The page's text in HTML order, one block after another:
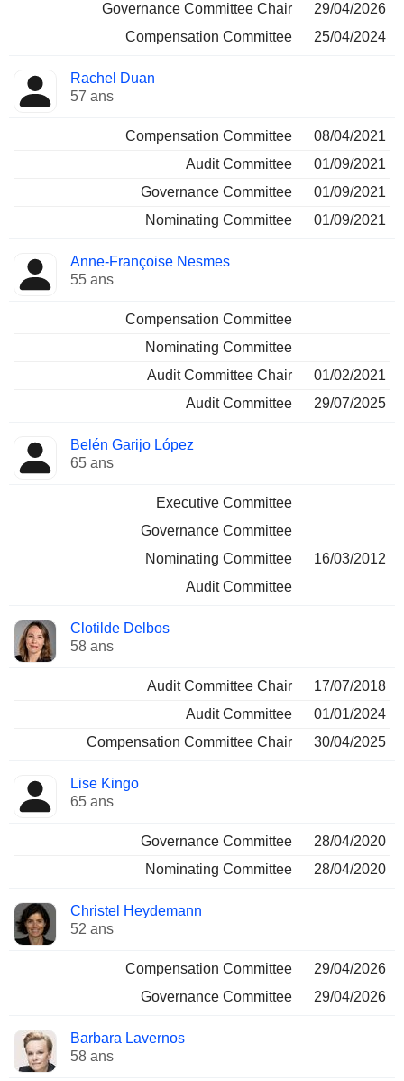
Governance Committee Chair
29/04/2026
Compensation Committee
25/04/2024
Rachel Duan
57 ans
Compensation Committee
08/04/2021
Audit Committee
01/09/2021
Governance Committee
01/09/2021
Nominating Committee
01/09/2021
Anne-Françoise Nesmes
55 ans
Compensation Committee
Nominating Committee
Audit Committee Chair
01/02/2021
Audit Committee
29/07/2025
Belén Garijo López
65 ans
Executive Committee
Governance Committee
Nominating Committee
16/03/2012
Audit Committee
Clotilde Delbos
58 ans
Audit Committee Chair
17/07/2018
Audit Committee
01/01/2024
Compensation Committee Chair
30/04/2025
Lise Kingo
65 ans
Governance Committee
28/04/2020
Nominating Committee
28/04/2020
Christel Heydemann
52 ans
Compensation Committee
29/04/2026
Governance Committee
29/04/2026
Barbara Lavernos
58 ans